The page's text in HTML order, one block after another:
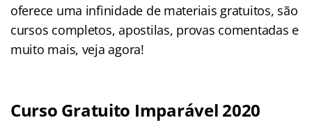
oferece uma infinidade de materiais gratuitos, são
cursos completos, apostilas, provas comentadas e
muito mais, veja agora!
Curso Gratuito Imparável 2020